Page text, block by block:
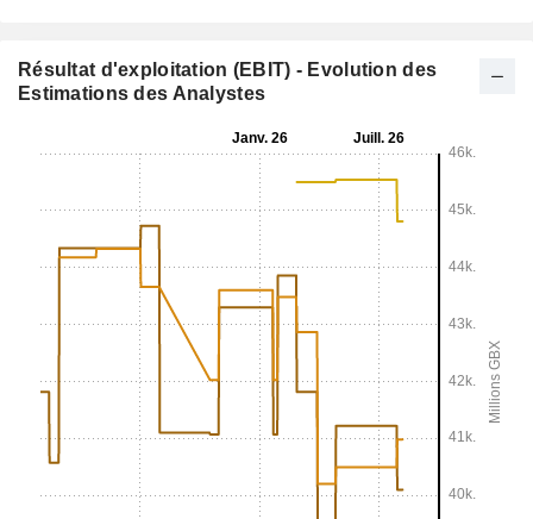
Résultat d'exploitation (EBIT) - Evolution des
Estimations des Analystes